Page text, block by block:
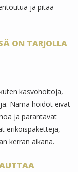
ja pitää
ON TARJOLLA
kasvohoitoja,
Nämä hoidot eivät
ja parantavat
erikoispaketteja,
kerran aikana.